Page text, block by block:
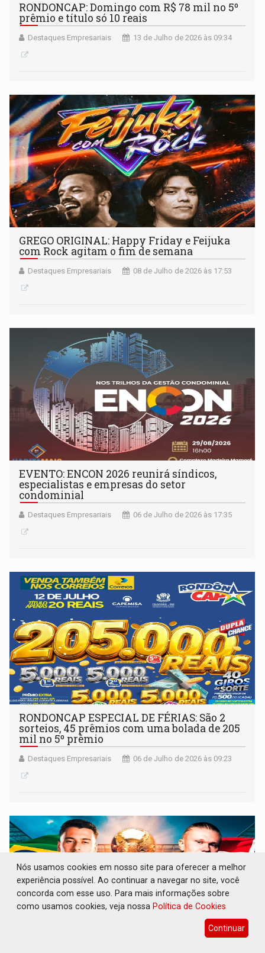
RONDONCAP: Domingo com R$ 78 mil no 5º
prêmio e título só 10 reais
Destaques Empresariais 13 de Julho de 2026 às 09:34
GREGO ORIGINAL: Happy Friday e Feijuka
com Rock agitam o fim de semana
Destaques Empresariais 08 de Julho de 2026 às 17:53
EVENTO: ENCON 2026 reunirá síndicos,
especialistas e empresas do setor
condominial
Destaques Empresariais 06 de Julho de 2026 às 17:35
RONDONCAP ESPECIAL DE FÉRIAS: São 2
sorteios, 45 prêmios com uma bolada de 205
mil no 5º prêmio
Destaques Empresariais 06 de Julho de 2026 às 09:23
Nós usamos cookies em nosso site para oferecer a melhor
experiência possível. Ao continuar a navegar no site, você
concorda com esse uso. Para mais informações sobre
como usamos cookies, veja nossa Política de Cookies
Continuar